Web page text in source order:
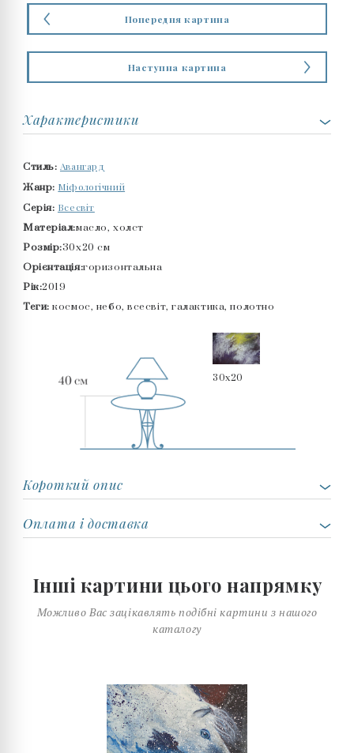
Попередня картина
Наступна картина
Характеристики
Стиль: Авангард
Жанр: Міфологічний
Серія: Всесвіт
Матеріал:масло, холст
Розмір:30x20 см
Орієнтація:горизонтальна
Рік:2019
Теги: космос, небо, всесвіт, галактика, полотно
30x20
Короткий опис
Оплата і доставка
Інші картини цього напрямку
Можливо Вас зацікавлять подібні картини з нашого
каталогу